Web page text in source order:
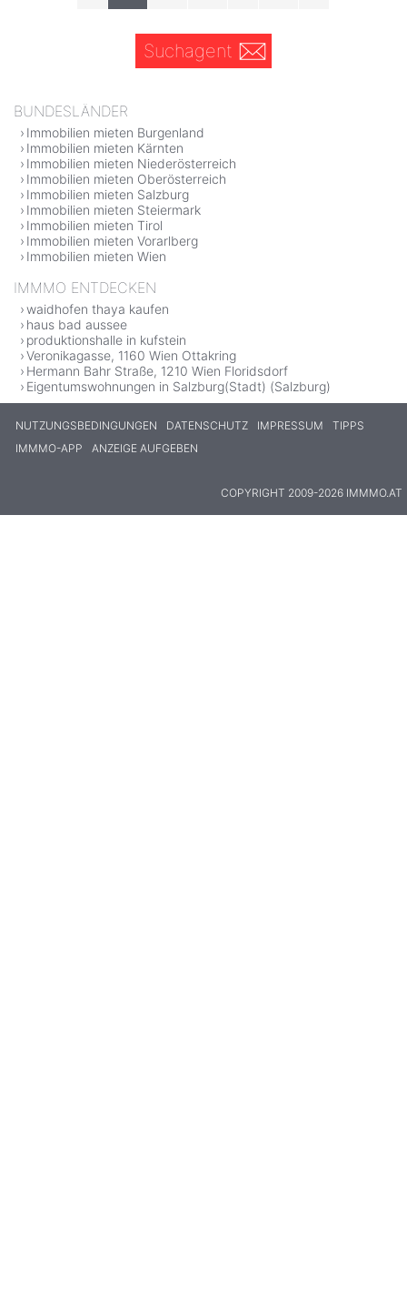
Suchagent
BUNDESLÄNDER
Immobilien mieten Burgenland
Immobilien mieten Kärnten
Immobilien mieten Niederösterreich
Immobilien mieten Oberösterreich
Immobilien mieten Salzburg
Immobilien mieten Steiermark
Immobilien mieten Tirol
Immobilien mieten Vorarlberg
Immobilien mieten Wien
IMMMO ENTDECKEN
waidhofen thaya kaufen
haus bad aussee
produktionshalle in kufstein
Veronikagasse, 1160 Wien Ottakring
Hermann Bahr Straße, 1210 Wien Floridsdorf
Eigentumswohnungen in Salzburg(Stadt) (Salzburg)
NUTZUNGSBEDINGUNGEN DATENSCHUTZ IMPRESSUM
TIPPS
IMMMO-APP
ANZEIGE AUFGEBEN
COPYRIGHT 2009-2026 IMMMO.AT